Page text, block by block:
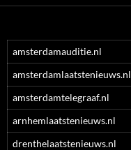
amsterdamauditie.nl
amsterdamlaatstenieuws.nl
amsterdamtelegraaf.nl
arnhemlaatstenieuws.nl
drenthelaatstenieuws.nl